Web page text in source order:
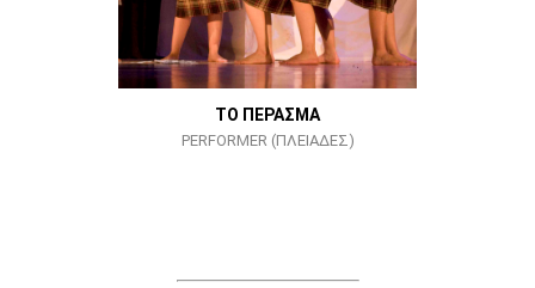
ΤΟ ΠΕΡΑΣΜΑ
PERFORMER (ΠΛΕΙΑΔΕΣ)